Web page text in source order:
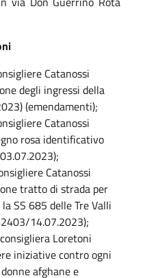
Catanossi
degli ingressi della
(emendamenti);
Catanossi
rosa identificativo
Catanossi
tratto di strada per
SS 685 delle Tre Valli
14.07.2023);
Loretoni
iniziative contro ogni
afghane e